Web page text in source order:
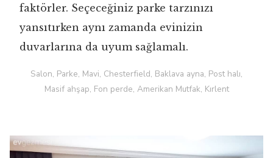
faktörler. Seçeceğiniz parke tarzınızı
yansıtırken aynı zamanda evinizin
duvarlarına da uyum sağlamalı.
Salon, Parke, Mavi, Chesterfield, Baklava ayna, Post halı,
Masif ahşap, Fon perde, Amerikan Mutfak, Kırlent